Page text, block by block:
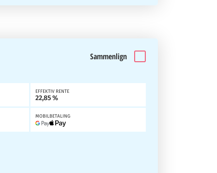
Sammenlign
EFFEKTIV RENTE
22,85 %
MOBILBETALING